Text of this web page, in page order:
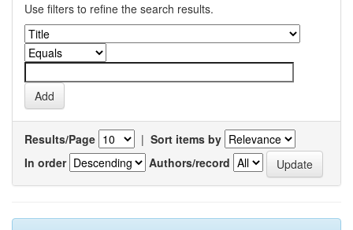
Use filters to refine the search results.
Results/Page | Sort items by
In order
Authors/record